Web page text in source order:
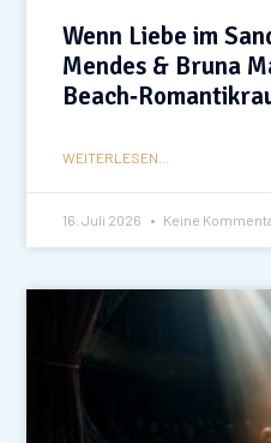
Wenn Liebe im
Mendes & Bruna
WEITERLESEN...
16. Juli 2026 Keine